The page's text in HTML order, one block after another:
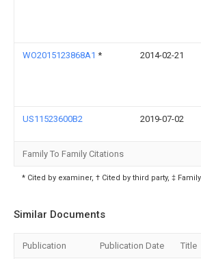
WO2015123868A1 * 2014-02-21
US11523600B2 2019-07-02
Family To Family Citations
* Cited by examiner, † Cited by third party, ‡
Similar Documents
Publication Publication Date Title